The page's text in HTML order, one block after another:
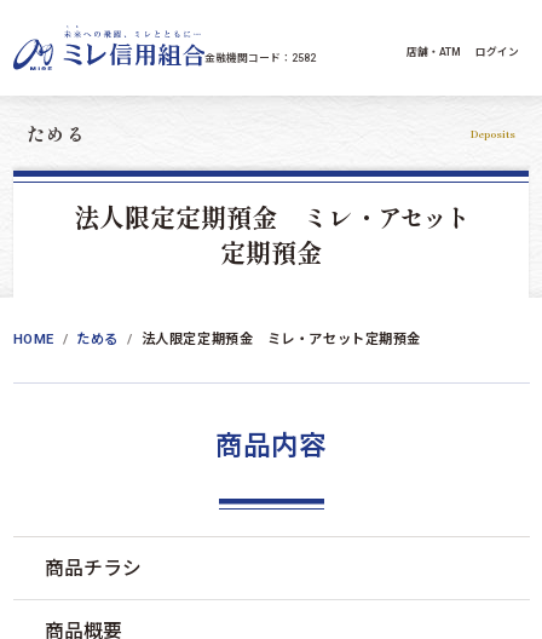
金融機関コード：2582 店舗・ATM ログイン
ためる Deposits
法人限定定期預金 ミレ・ アセット
定期預金
HOME ためる 法人限定定期預金 ミレ・アセット定期預金
商品内容
商品チラシ
商品概要